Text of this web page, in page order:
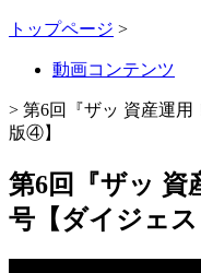
トップページ >
動画コンテンツ
> 第6回『ザッ 資産運用
版④】
第6回『ザッ 資
号【ダイジェ